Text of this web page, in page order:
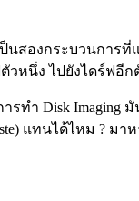
ป็นสองกระบวนกา
หนึ่ง ไปยังไดร์ฟอีก
ทำ Disk Imaging
แทนได้ไหม ? ม